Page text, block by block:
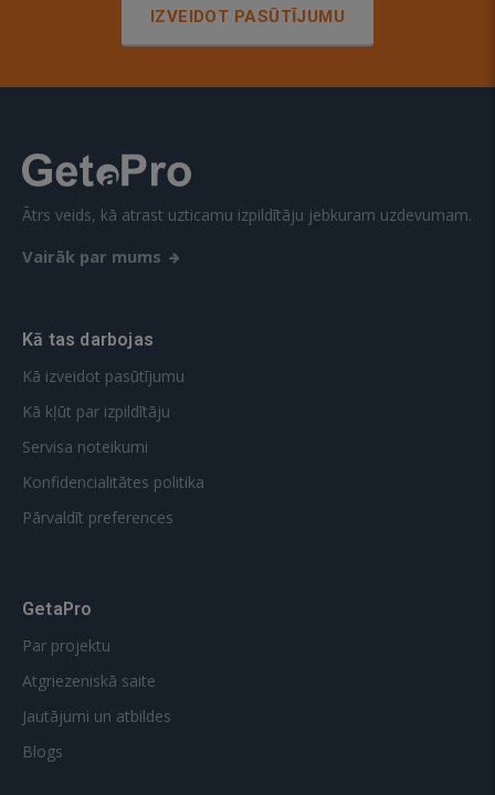
IZVEIDOT PASŪTĪJUMU
Ātrs veids, kā atrast uzticamu izpildītāju jebkuram uzdevumam.
Vairāk par mums
Kā tas darbojas
Kā izveidot pasūtījumu
Kā kļūt par izpildītāju
Servisa noteikumi
Konfidencialitātes politika
Pārvaldīt preferences
GetaPro
Par projektu
Atgriezeniskā saite
Jautājumi un atbildes
Blogs